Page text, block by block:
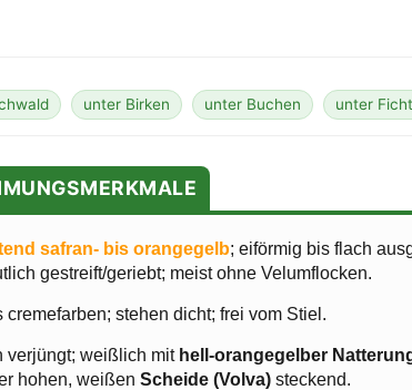
unter Birken unter Buchen unter
safran- bis orangegelb; eiförmig bis flach
gestreift/geriebt; meist ohne Velumflocken.
stehen dicht; frei vom Stiel.
verjüngt; weißlich mit hell-orangegelber
hohen, weißen Scheide (Volva) steckend.